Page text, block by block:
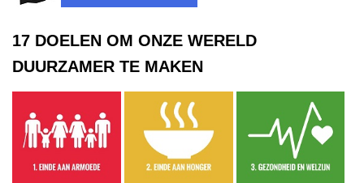
17 DOELEN OM ONZE WERELD
DUURZAMER TE MAKEN